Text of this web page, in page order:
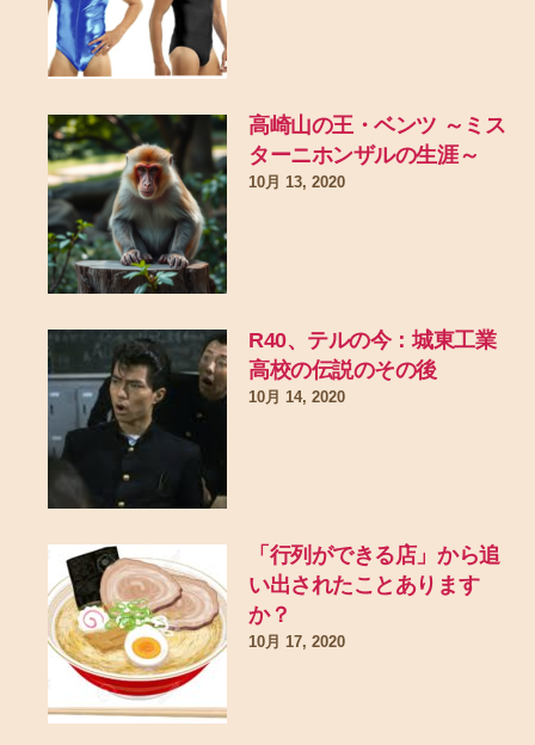
高崎山の王・ベンツ ～ミス
ターニホンザルの生涯～
10月 13, 2020
R40、テルの今：城東工業
高校の伝説のその後
10月 14, 2020
「行列ができる店」から追
い出されたことあります
か？
10月 17, 2020